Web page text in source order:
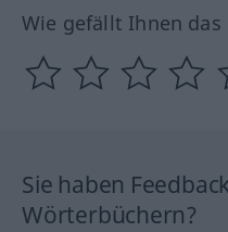
Wie gefällt Ihnen
Sie haben
Wörterbüchern?